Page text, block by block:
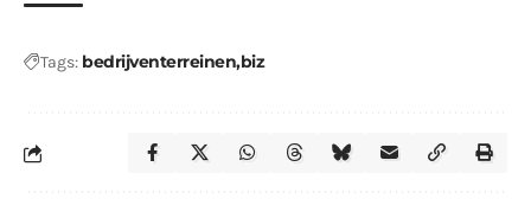
Tags: bedrijventerreinenbiz